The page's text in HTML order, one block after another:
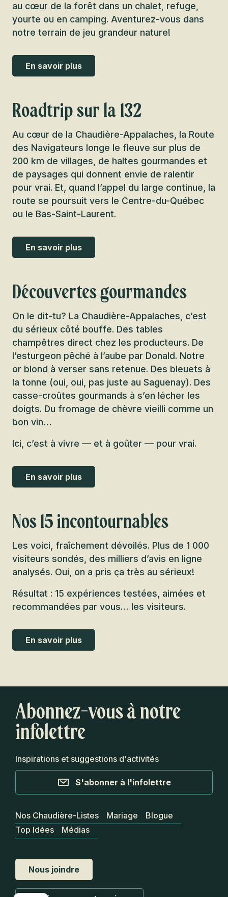
au cœur de la forêt dans un chalet, refuge,
yourte ou en camping. Aventurez-vous dans
notre terrain de jeu grandeur nature!
En savoir plus
Roadtrip sur la 132
Au cœur de la Chaudière-Appalaches, la Route
des Navigateurs longe le fleuve sur plus de
200 km de villages, de haltes gourmandes et
de paysages qui donnent envie de ralentir
pour vrai. Et, quand l’appel du large continue, la
route se poursuit vers le Centre-du-Québec
ou le Bas-Saint-Laurent.
En savoir plus
Découvertes gourmandes
On le dit-tu? La Chaudière-Appalaches, c’est
du sérieux côté bouffe. Des tables
champêtres direct chez les producteurs. De
l’esturgeon pêché à l’aube par Donald. Notre
or blond à verser sans retenue. Des bleuets à
la tonne (oui, oui, pas juste au Saguenay). Des
casse-croûtes gourmands à s’en lécher les
doigts. Du fromage de chèvre vieilli comme un
bon vin…
Ici, c’est à vivre — et à goûter — pour vrai.
En savoir plus
Nos 15 incontournables
Les voici, fraîchement dévoilés. Plus de 1 000
visiteurs sondés, des milliers d’avis en ligne
analysés. Oui, on a pris ça très au sérieux!
Résultat : 15 expériences testées, aimées et
recommandées par vous… les visiteurs.
En savoir plus
Abonnez-vous à notre
infolettre
Inspirations et suggestions d'activités
S'abonner à l'infolettre
Nous joindre
Nos Chaudière-Listes Mariage
Blogue
Top Idées
Médias